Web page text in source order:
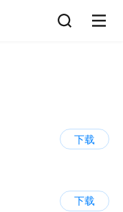
下载
下载